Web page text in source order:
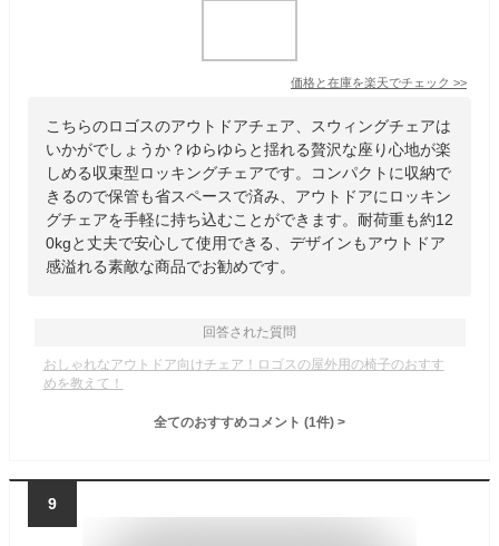
価格と在庫を楽天でチェック >>
こちらのロゴスのアウトドアチェア、スウィングチェアは
いかがでしょうか？ゆらゆらと揺れる贅沢な座り心地が楽
しめる収束型ロッキングチェアです。コンパクトに収納で
きるので保管も省スペースで済み、アウトドアにロッキン
グチェアを手軽に持ち込むことができます。耐荷重も約12
0kgと丈夫で安心して使用できる、デザインもアウトドア
感溢れる素敵な商品でお勧めです。
回答された質問
おしゃれなアウトドア向けチェア！ロゴスの屋外用の椅子のおすす
めを教えて！
全てのおすすめコメント (1件) >
9